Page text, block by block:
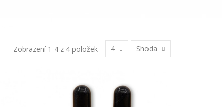
Zobrazení 1-4 z 4 položek 4 Shoda